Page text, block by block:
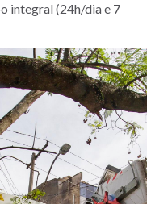
integral (24h/dia e 7